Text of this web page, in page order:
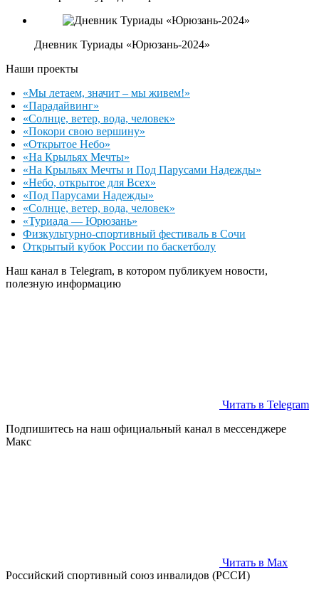
Дневник Туриады «Юрюзань-2024»
Наши проекты
«Мы летаем, значит – мы живем!»
«Парадайвинг»
«Солнце, ветер, вода, человек»
«Покори свою вершину»
«Открытое Небо»
«На Крыльях Мечты»
«На Крыльях Мечты и Под Парусами Надежды»
«Небо, открытое для Всех»
«Под Парусами Надежды»
«Солнце, ветер, вода, человек»
«Туриада — Юрюзань»
Физкультурно-спортивный фестиваль в Сочи
Открытый кубок России по баскетболу
Наш канал в Telegram, в котором публикуем новости,
полезную информацию
Читать в Telegram
Подпишитесь на наш официальный канал в мессенджере
Макс
Читать в Max
Российский спортивный союз инвалидов (РССИ)